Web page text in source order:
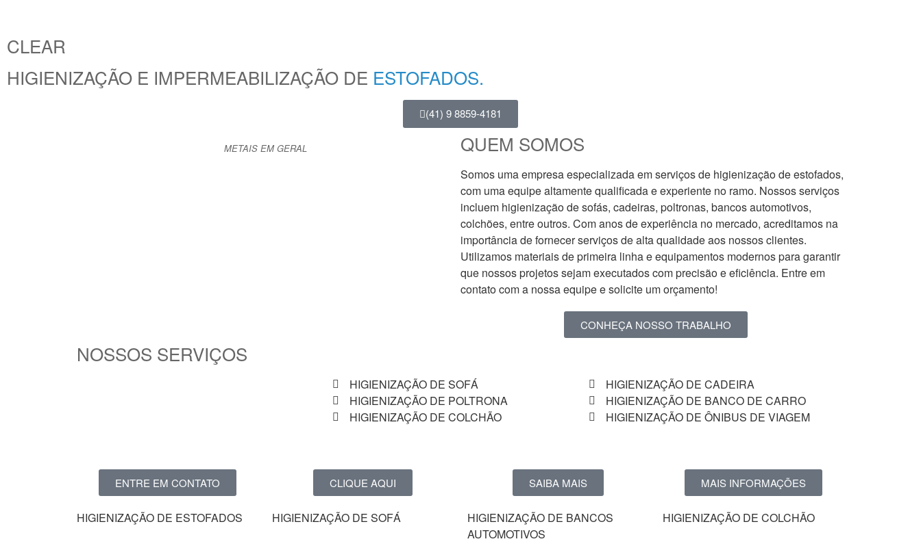
CLEAR
HIGIENIZAÇÃO E IMPERMEABILIZAÇÃO DE ESTOFADOS.
(41) 9 8859-4181
METAIS EM GERAL QUEM SOMOS
Somos uma empresa especializada em serviços de higienização de estofados,
com uma equipe altamente qualificada e experiente no ramo. Nossos serviços
incluem higienização de sofás, cadeiras, poltronas, bancos automotivos,
colchões, entre outros. Com anos de experiência no mercado, acreditamos na
importância de fornecer serviços de alta qualidade aos nossos clientes.
Utilizamos materiais de primeira linha e equipamentos modernos para garantir
que nossos projetos sejam executados com precisão e eficiência. Entre em
contato com a nossa equipe e solicite um orçamento!
CONHEÇA NOSSO TRABALHO
NOSSOS SERVIÇOS
HIGIENIZAÇÃO DE SOFÁ
HIGIENIZAÇÃO DE POLTRONA
HIGIENIZAÇÃO DE COLCHÃO
HIGIENIZAÇÃO DE CADEIRA
HIGIENIZAÇÃO DE BANCO DE CARRO
HIGIENIZAÇÃO DE ÔNIBUS DE VIAGEM
ENTRE EM CONTATO
HIGIENIZAÇÃO DE ESTOFADOS
CLIQUE AQUI
HIGIENIZAÇÃO DE SOFÁ
SAIBA MAIS
HIGIENIZAÇÃO DE BANCOS
AUTOMOTIVOS
MAIS INFORMAÇÕES
HIGIENIZAÇÃO DE COLCHÃO